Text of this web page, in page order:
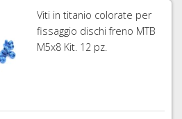
Viti in titanio colorate per
fissaggio dischi freno MTB
M5x8 Kit. 12 pz.